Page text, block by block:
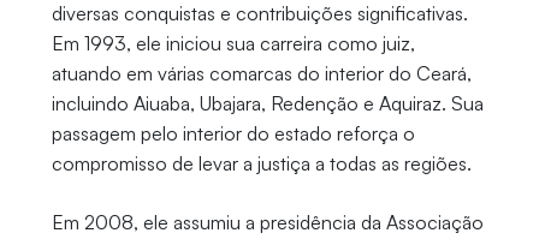
diversas conquistas e contribuições significativas.
Em 1993, ele iniciou sua carreira como juiz,
atuando em várias comarcas do interior do Ceará,
incluindo Aiuaba, Ubajara, Redenção e Aquiraz. Sua
passagem pelo interior do estado reforça o
compromisso de levar a justiça a todas as regiões.
Em 2008, ele assumiu a presidência da Associação